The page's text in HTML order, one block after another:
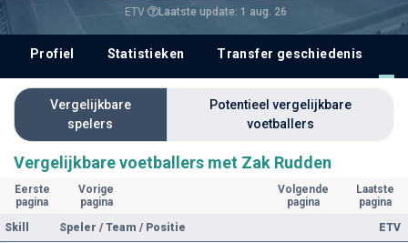
ETV Laatste update: 1 aug. 26
Profiel Statistieken Transfer geschiedenis
Vergelijkbare
spelers
Potentieel vergelijkbare
voetballers
Vergelijkbare voetballers met Zak Rudden
Eerste
pagina
Vorige
pagina
Volgende
pagina
Laatste
pagina
Skill
Speler / Team / Positie ETV